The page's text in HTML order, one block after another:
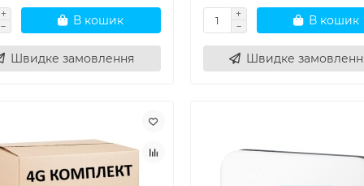
В кошик
Швидке замовлення
В кошик
Швидке